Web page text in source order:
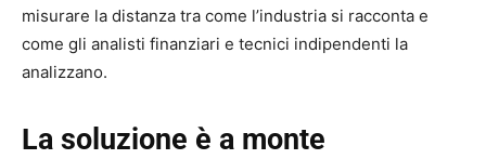
misurare la distanza tra come l’industria si racconta e
come gli analisti finanziari e tecnici indipendenti la
analizzano.
La soluzione è a monte